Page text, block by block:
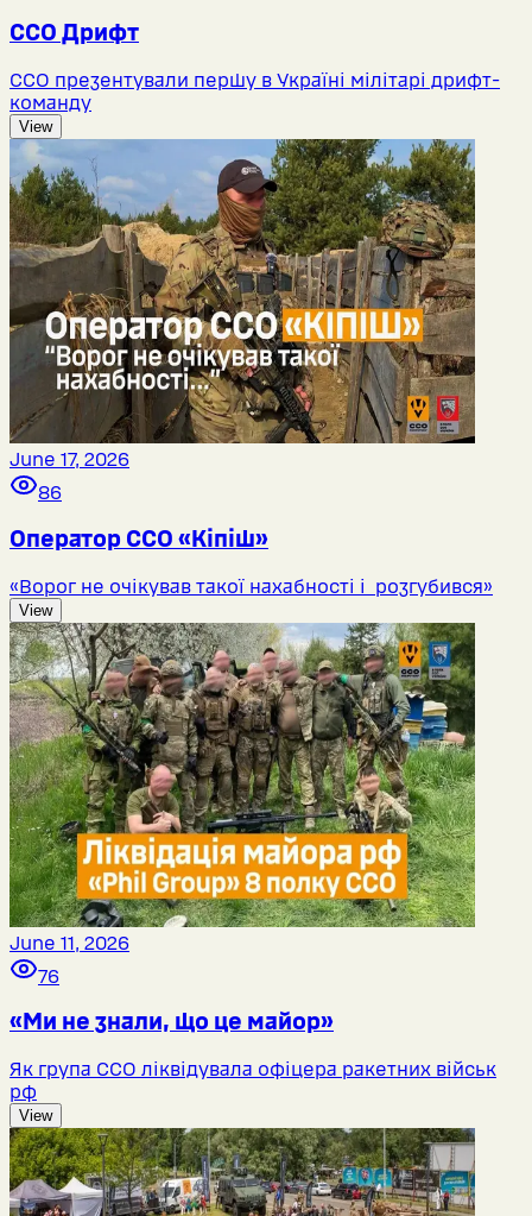
ССО Дрифт
ССО презентували першу в Україні мілітарі дрифт-
команду
View
June 17, 2026
86
Оператор ССО «Кіпіш»
«Ворог не очікував такої нахабності і розгубився»
View
June 11, 2026
76
«Ми не знали, що це майор»
Як група ССО ліквідувала офіцера ракетних військ
рф
View